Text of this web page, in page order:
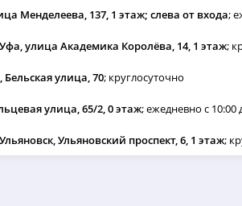
Менделеева, 137, 1 этаж; слева от входа;
Уфа, улица Академика Королёва, 14, 1 этаж;
Бельская улица, 70; круглосуточно
улица, 65/2, 0 этаж; ежедневно с 10:00
Ульяновский проспект, 6, 1 этаж;